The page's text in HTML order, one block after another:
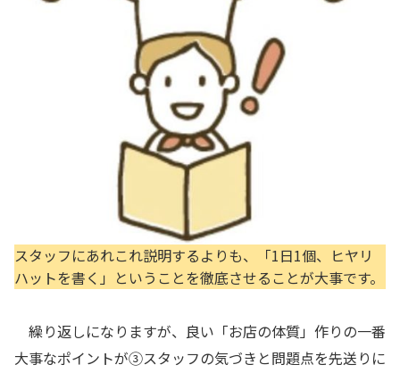
スタッフにあれこれ説明するよりも、「1日1個、ヒヤリ
ハットを書く」ということを徹底させることが大事です。
繰り返しになりますが、良い「お店の体質」作りの一番
大事なポイントが③スタッフの気づきと問題点を先送りに